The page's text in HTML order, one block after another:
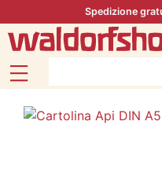
Spedizione